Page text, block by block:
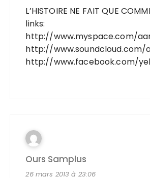
L’HISTOIRE NE FAIT QUE
links:
http://www.myspace.com/
http://www.soundcloud.com/
http://www.facebook.com/
Ours Samplus
26 mars 2013 à 23:06